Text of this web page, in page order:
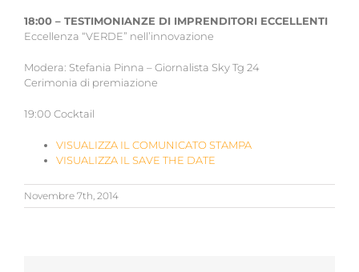
18:00 – TESTIMONIANZE DI IMPRENDITORI ECCELLENTI
Eccellenza “VERDE” nell’innovazione
Modera: Stefania Pinna – Giornalista Sky Tg 24
Cerimonia di premiazione
19:00 Cocktail
VISUALIZZA IL COMUNICATO STAMPA
VISUALIZZA IL SAVE THE DATE
Novembre 7th, 2014